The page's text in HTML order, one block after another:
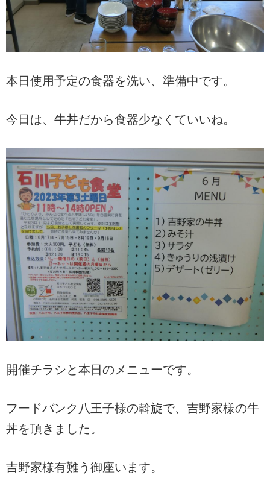
本日使用予定の食器を洗い、準備中です。
今日は、牛丼だから食器少なくていいね。
開催チラシと本日のメニューです。
フードバンク八王子様の斡旋で、吉野家様の牛
丼を頂きました。
吉野家様有難う御座います。